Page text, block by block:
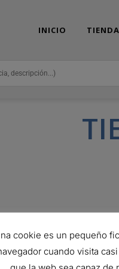
INICIO TIENDA
cookie es un pequeño
cuando visita